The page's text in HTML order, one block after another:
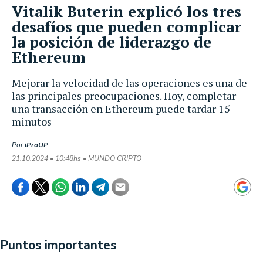
Mejorar la velocidad de las operaciones es una de
las principales preocupaciones. Hoy, completar
una transacción en Ethereum puede tardar 15
minutos
PoriProUP
21.10.2024 • 10:48hs • MUNDO CRIPTO
Vitalik Buterin explicó los tres
desafíos que pueden complicar
la posición de liderazgo de
Ethereum
Puntos importantes